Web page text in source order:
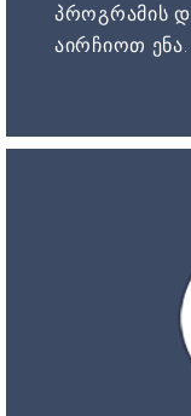
პროგრამის
აირჩიოთ ენა.